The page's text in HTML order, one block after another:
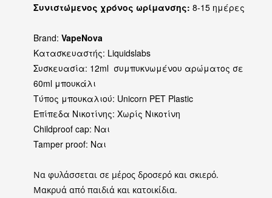
Συνιστώμενος χρόνος ωρίμανσης: 8-15 ημέρες
Brand: VapeNova
Κατασκευαστής: Liquidslabs
Συσκευασία: 12ml συμπυκνωμένου αρώματος σε
60ml μπουκάλι
Τύπος μπουκαλιού: Unicorn PET Plastic
Επίπεδα Νικοτίνης: Χωρίς Νικοτίνη
Childproof cap: Ναι
Tamper proof: Ναι
Να φυλάσσεται σε μέρος δροσερό και σκιερό.
Μακρυά από παιδιά και κατοικίδια.